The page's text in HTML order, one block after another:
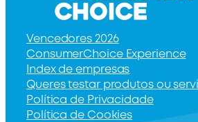
Vencedores 2026
ConsumerChoice Experience
Index de empresas
Queres testar produtos ou
Política de Privacidade
Política de Cookies